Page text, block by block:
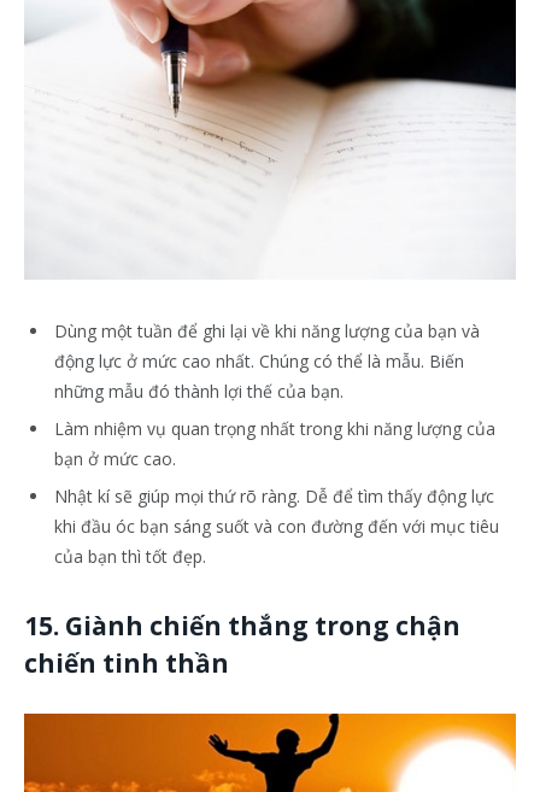
Dùng một tuần để ghi lại về khi năng lượng của bạn và
động lực ở mức cao nhất. Chúng có thể là mẫu. Biến
những mẫu đó thành lợi thế của bạn.
Làm nhiệm vụ quan trọng nhất trong khi năng lượng của
bạn ở mức cao.
Nhật kí sẽ giúp mọi thứ rõ ràng. Dễ để tìm thấy động lực
khi đầu óc bạn sáng suốt và con đường đến với mục tiêu
của bạn thì tốt đẹp.
15. Giành chiến thắng trong chận
chiến tinh thần